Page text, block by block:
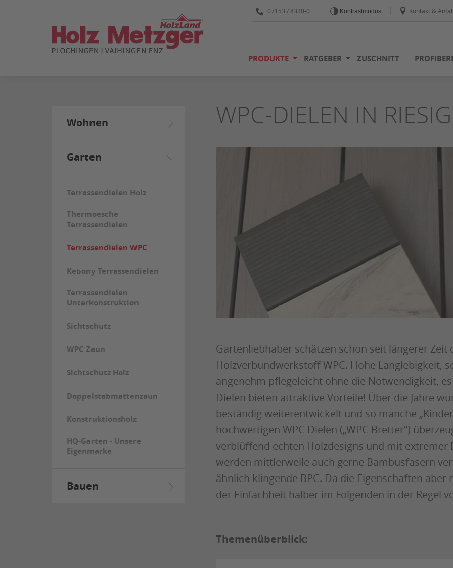
07153 / 8330-0 Kontrastmodus Kontakt &
PRODUKTE RATGEBER ZUSCHNITT
Wohnen
Garten
Terrassendielen Holz
Thermoesche
Terrassendielen
Terrassendielen WPC
Kebony Terrassendielen
Terrassendielen
Unterkonstruktion
Sichtschutz
WPC Zaun
Sichtschutz Holz
Doppelstabmattenzaun
Konstruktionsholz
HQ-Garten - Unsere
Eigenmarke
Bauen
WPC-DIELEN IN
Gartenliebhaber schätzen schon seit längerer Zeit
Holzverbundwerkstoff WPC. Hohe Langlebigkeit,
angenehm pflegeleicht ohne die Notwendigkeit,
Dielen bieten attraktive Vorteile! Über die Jahre
beständig weiterentwickelt und so manche
hochwertigen WPC Dielen („WPC Bretter“)
verblüffend echten Holzdesigns und mit extremer
werden mittlerweile auch gerne Bambusfasern
ähnlich klingende BPC. Da die Eigenschaften
der Einfachheit halber im Folgenden in der Regel
Themenüberblick: